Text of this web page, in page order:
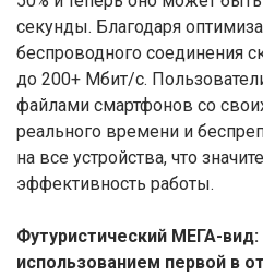
секунды. Благодаря
беспроводного соединения
до 200+ Мбит/с.
файлами смартфонов со
реального времени и
на все устройства, что
эффективность работы.
Футуристический МЕГА-
использованием первой в